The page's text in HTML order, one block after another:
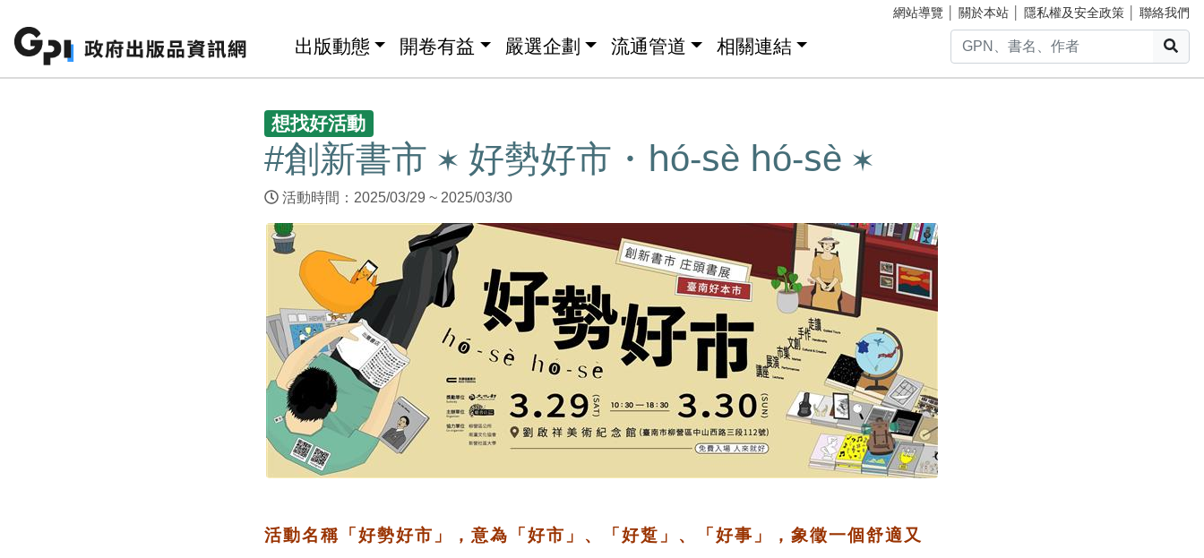
網站導覽 關於本站 隱私權及安全政策 聯絡我們
出版動態 開卷有益 嚴選企劃 流通管道 相關連結
想找好活動
#創新書市 ✶ 好勢好市・𝗁ó-𝗌è 𝗁ó-𝗌è ✶
活動時間：2025/03/29 ~ 2025/03/30
活動名稱「好勢好市」，意為「好市」、「好踅」、「好事」，象徵一個舒適又